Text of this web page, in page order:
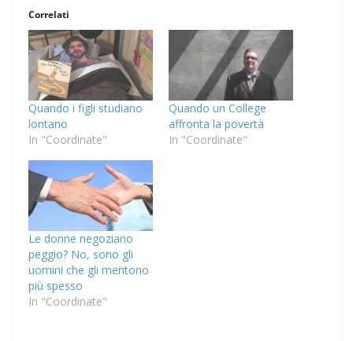
Correlati
Quando i figli studiano
lontano
In "Coordinate"
Quando un College
affronta la povertà
In "Coordinate"
Le donne negoziano
peggio? No, sono gli
uomini che gli mentono
più spesso
In "Coordinate"